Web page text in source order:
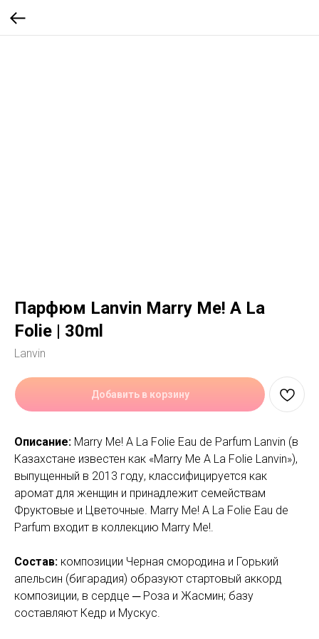
Парфюм Lanvin Marry Me! A La
Folie | 30ml
Lanvin
Добавить в корзину
Описание: Marry Me! A La Folie Eau de Parfum Lanvin (в
Казахстане известен как «Marry Me A La Folie Lanvin»),
выпущенный в 2013 году, классифицируется как
аромат для женщин и принадлежит семействам
Фруктовые и Цветочные. Marry Me! A La Folie Eau de
Parfum входит в коллекцию Marry Me!.
Состав: композиции Черная смородина и Горький
апельсин (бигарадия) образуют стартовый аккорд
композиции, в сердце ─ Роза и Жасмин; базу
составляют Кедр и Мускус.